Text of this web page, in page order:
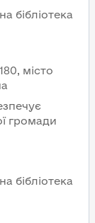
бібліотека
місто
громади
бібліотека